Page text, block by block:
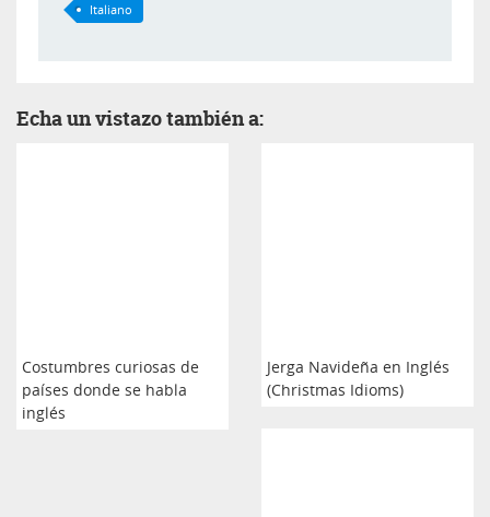
Italiano
Echa un vistazo también a:
Costumbres curiosas de
países donde se habla
inglés
Jerga Navideña en Inglés
(Christmas Idioms)